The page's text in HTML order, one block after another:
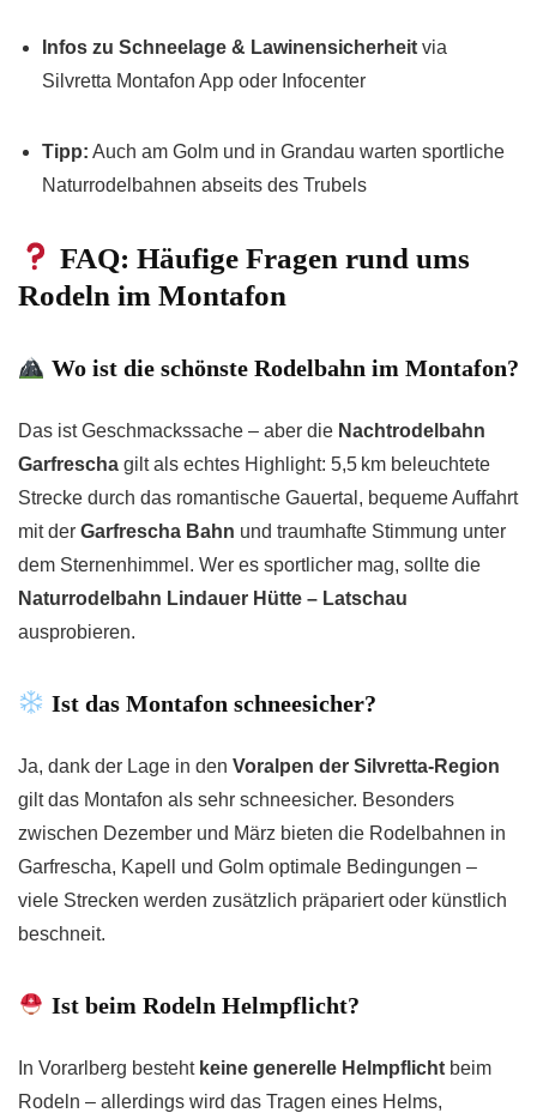
Infos zu Schneelage & Lawinensicherheit via
Silvretta Montafon App oder Infocenter
Tipp: Auch am Golm und in Grandau warten sportliche
Naturrodelbahnen abseits des Trubels
FAQ: Häufige Fragen rund ums
Rodeln im Montafon
Wo ist die schönste Rodelbahn im Montafon?
Das ist Geschmackssache – aber die Nachtrodelbahn
Garfrescha gilt als echtes Highlight: 5,5 km beleuchtete
Strecke durch das romantische Gauertal, bequeme Auffahrt
mit der Garfrescha Bahn und traumhafte Stimmung unter
dem Sternenhimmel. Wer es sportlicher mag, sollte die
Naturrodelbahn Lindauer Hütte – Latschau
ausprobieren.
Ist das Montafon schneesicher?
Ja, dank der Lage in den Voralpen der Silvretta-Region
gilt das Montafon als sehr schneesicher. Besonders
zwischen Dezember und März bieten die Rodelbahnen in
Garfrescha, Kapell und Golm optimale Bedingungen –
viele Strecken werden zusätzlich präpariert oder künstlich
beschneit.
Ist beim Rodeln Helmpflicht?
In Vorarlberg besteht keine generelle Helmpflicht beim
Rodeln – allerdings wird das Tragen eines Helms,